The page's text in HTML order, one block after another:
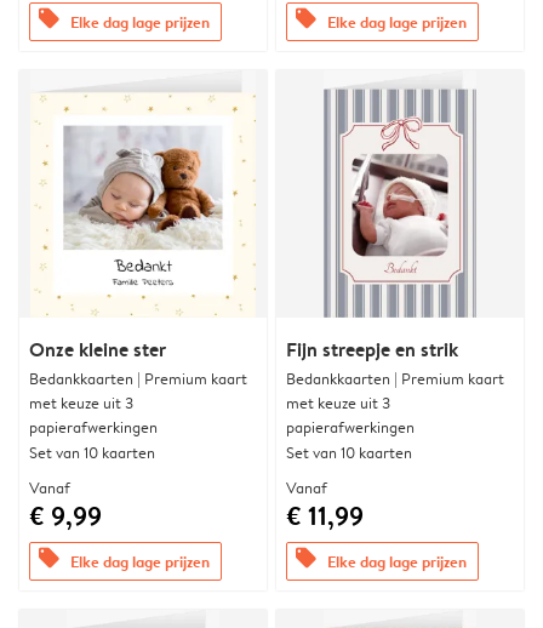
offers Elke dag lage prijzen offers Elke dag lage prijzen
Onze kleine ster
Bedankkaarten | Premium kaart
met keuze uit 3
papierafwerkingen
Set van 10 kaarten
Vanaf
€ 9,99
offers Elke dag lage prijzen
Fijn streepje en strik
Bedankkaarten | Premium kaart
met keuze uit 3
papierafwerkingen
Set van 10 kaarten
Vanaf
€ 11,99
offers Elke dag lage prijzen